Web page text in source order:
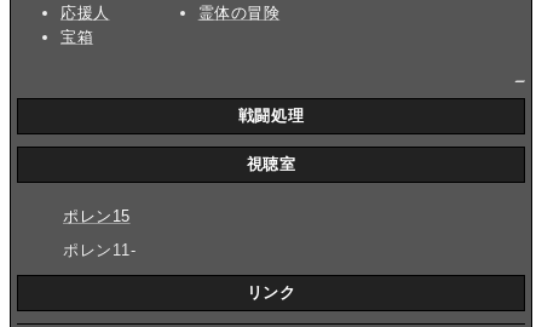
応援人
宝箱
霊体の冒険
戦闘処理
視聴室
ポレン15
ポレン11-
リンク